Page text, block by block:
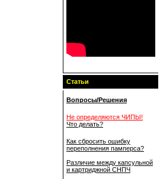
Статьи
Вопросы/Решения
Не определяются ЧИПЫ!
Что делать?
Как сбросить ошибку
переполнения памперса?
Различие между капсульной
и картриджной СНПЧ